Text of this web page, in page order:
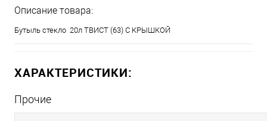
Описание товара:
Бутыль стекло 20л ТВИСТ (63) С КРЫШКОЙ
ХАРАКТЕРИСТИКИ:
Прочие